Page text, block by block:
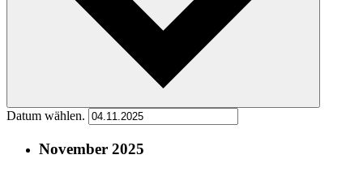
Datum wählen.
November 2025